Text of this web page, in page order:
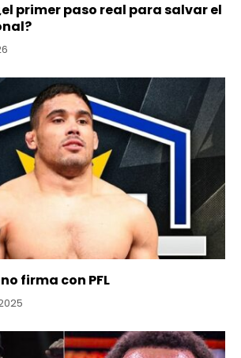
primer paso real para salvar el
firma con PFL